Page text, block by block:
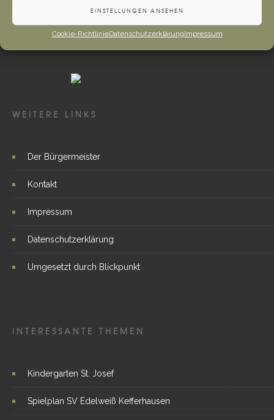
EINSTELLUNGEN ANSEHEN
Cookie-RichtlinieDatenschutzerklärungImpressum
WEITERE LINKS
Der Bürgermeister
Kontakt
Impressum
Datenschutzerklärung
Umgesetzt durch Blickpunkt
INTERESSANTE THEMEN
Kindergarten St. Josef
Spielplan SV Edelweiß Kefferhausen